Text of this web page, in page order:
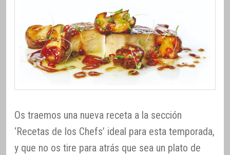
Os traemos una nueva receta a la sección
‘Recetas de los Chefs’ ideal para esta temporada,
y que no os tire para atrás que sea un plato de